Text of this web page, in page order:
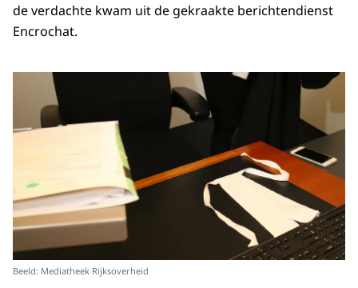
de verdachte kwam uit de gekraakte berichtendienst
Encrochat.
Beeld: Mediatheek Rijksoverheid